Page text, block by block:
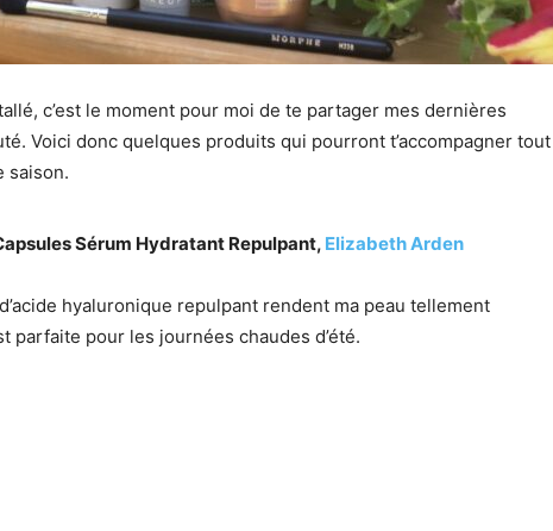
c’est le moment pour moi de te partager mes dernières
Voici donc quelques produits qui pourront t’accompagner tout
saison.
Sérum Hydratant Repulpant, Elizabeth Arden
hyaluronique repulpant rendent ma peau tellement
parfaite pour les journées chaudes d’été.